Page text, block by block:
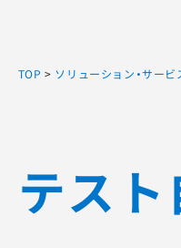
TOP > ソリューション・サービ
テスト